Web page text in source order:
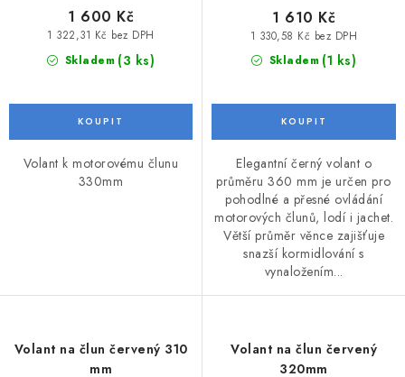
Skladem (3 ks)
1 322,31 Kč bez DPH
1 600 Kč
Volant k motorovému člunu
330mm
Skladem (1 ks)
1 330,58 Kč bez DPH
1 610 Kč
Elegantní černý volant o
průměru 360 mm je určen pro
pohodlné a přesné ovládání
motorových člunů, lodí i jachet.
Větší průměr věnce zajišťuje
snazší kormidlování s
vynaložením...
Volant na člun červený 310
mm
Volant na člun červený
320mm